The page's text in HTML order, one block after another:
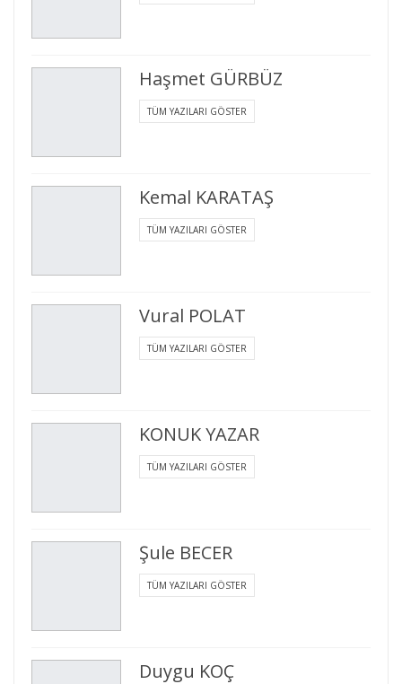
Haşmet GÜRBÜZ
TÜM YAZILARI GÖSTER
Kemal KARATAŞ
TÜM YAZILARI GÖSTER
Vural POLAT
TÜM YAZILARI GÖSTER
KONUK YAZAR
TÜM YAZILARI GÖSTER
Şule BECER
TÜM YAZILARI GÖSTER
Duygu KOÇ